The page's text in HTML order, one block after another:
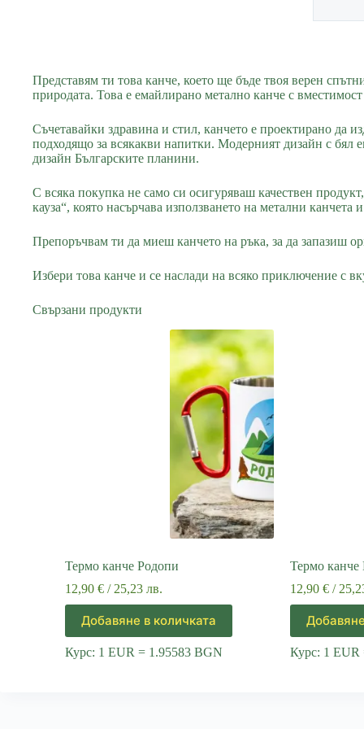
Представям ти това канче, което ще бъде твоя верен
природата. Това е емайлирано метално канче с
Съчетавайки здравина и стил, канчето е проектирано да
подходящо за всякакви напитки. Модерният дизайн с бял
дизайн Българските планини.
С всяка покупка не само си осигуряваш качествен
кауза“, която насърчава използването на метални
Препоръчвам ти да миеш канчето на ръка, за да запазиш
Избери това канче и се наслади на всяко приключение с
Свързани продукти
Термо канче Родопи
12,90 € / 25,23 лв.
Добавяне в количката
Курс: 1 EUR = 1.95583 BGN
Термо канче
12,90€ /
Курс: 1 EUR